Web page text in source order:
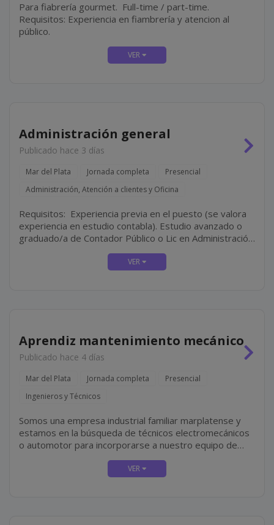
Para fiabrería gourmet. Full-time / part-time.
Requisitos: Experiencia en fiambrería y atencion al
público.
Administración general
Publicado hace 3 días
Mar del Plata Jornada completa
Presencial
Administración, Atención a clientes y Oficina
Requisitos: Experiencia previa en el puesto (se valora
experiencia en estudio contabla). Estudio avanzado o
graduado/a de Contador Público o Lic en Administración.
Perfil resolutivo, organizado y proactivo. Disponibilidad
Aprendiz mantenimiento mecánico
Publicado hace 4 días
Mar del Plata Jornada completa
Presencial
Ingenieros y Técnicos
Somos una empresa industrial familiar marplatense y
estamos en la búsqueda de técnicos electromecánicos
o automotor para incorporarse a nuestro equipo de
mantenimiento mecánico, el cual incluye tareas tales
como mantenimiento y reparación de equipos...